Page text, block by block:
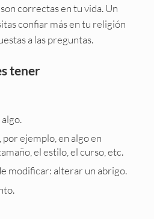
correctas en tu vida. Un
confiar más en tu religión
a las preguntas.
tener
ejemplo, en algo en
el estilo, el curso, etc.
modificar: alterar un abrigo.